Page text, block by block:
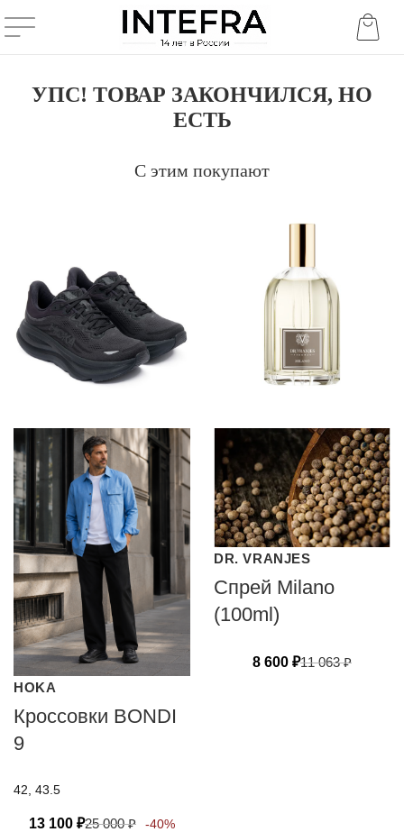
УПС! ТОВАР ЗАКОНЧИЛСЯ, НО
ЕСТЬ
С этим покупают
HOKA
Кроссовки BONDI
9
42, 43.5
13 100 ₽25 000₽ -40%
DR. VRANJES
Спрей Milano
(100ml)
8 600 ₽11 063₽